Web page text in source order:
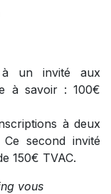
un invité aux
à savoir : 100€
à deux
second invité
150€ TVAC.
vous